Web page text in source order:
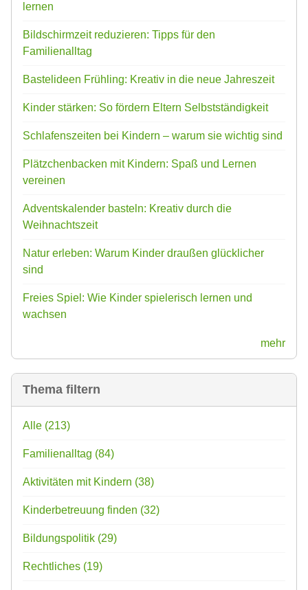
lernen
Bildschirmzeit reduzieren: Tipps für den
Familienalltag
Bastelideen Frühling: Kreativ in die neue Jahreszeit
Kinder stärken: So fördern Eltern Selbstständigkeit
Schlafenszeiten bei Kindern – warum sie wichtig sind
Plätzchenbacken mit Kindern: Spaß und Lernen
vereinen
Adventskalender basteln: Kreativ durch die
Weihnachtszeit
Natur erleben: Warum Kinder draußen glücklicher
sind
Freies Spiel: Wie Kinder spielerisch lernen und
wachsen
mehr
Thema filtern
Alle (213)
Familienalltag (84)
Aktivitäten mit Kindern (38)
Kinderbetreuung finden (32)
Bildungspolitik (29)
Rechtliches (19)